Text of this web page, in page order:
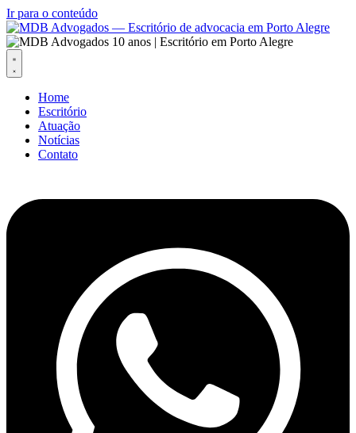
Ir para o conteúdo
Home
Escritório
Atuação
Notícias
Contato